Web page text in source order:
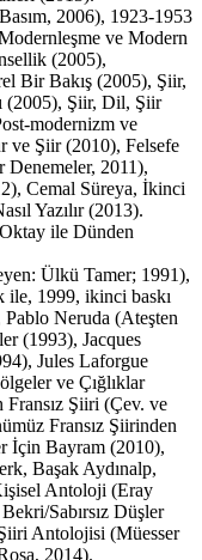
2006), 1923-1953
ve Modern
(2005),
Bir Bakış (2005), Şiir,
(2005), Şiir, Dil, Şiir
modernizm ve
ve Şiir (2010), Felsefe
2011),
Cemal Süreya, İkinci
Yazılır (2013).
ile Dünden
Ülkü Tamer; 1991),
ile, 1999, ikinci baskı
Neruda (Ateşten
(1993), Jacques
Jules Laforgue
ve Çığlıklar
Şiiri (Çev. ve
Fransız Şiirinden
İçin Bayram (2010),
Başak Aydınalp,
Antoloji (Eray
Sabırsız Düşler
Antolojisi (Müesser
2014).